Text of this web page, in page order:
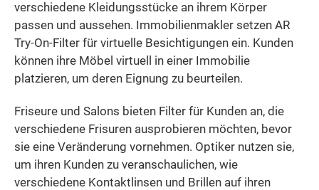
verschiedene Kleidungsstücke an ihrem Körper
passen und aussehen. Immobilienmakler setzen AR
Try-On-Filter für virtuelle Besichtigungen ein. Kunden
können ihre Möbel virtuell in einer Immobilie
platzieren, um deren Eignung zu beurteilen.
Friseure und Salons bieten Filter für Kunden an, die
verschiedene Frisuren ausprobieren möchten, bevor
sie eine Veränderung vornehmen. Optiker nutzen sie,
um ihren Kunden zu veranschaulichen, wie
verschiedene Kontaktlinsen und Brillen auf ihren